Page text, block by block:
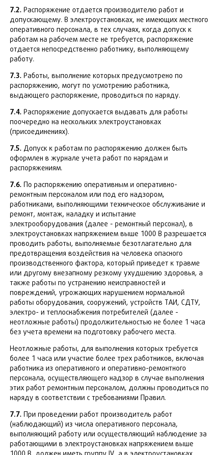
7.2. Распоряжение отдается производителю работ и
допускающему. В электроустановках, не имеющих местного
оперативного персонала, в тех случаях, когда допуск к
работам на рабочем месте не требуется, распоряжение
отдается непосредственно работнику, выполняющему
работу.
7.3. Работы, выполнение которых предусмотрено по
распоряжению, могут по усмотрению работника,
выдающего распоряжение, проводиться по наряду.
7.4. Распоряжение допускается выдавать для работы
поочередно на нескольких электроустановках
(присоединениях).
7.5. Допуск к работам по распоряжению должен быть
оформлен в журнале учета работ по нарядам и
распоряжениям.
7.6. По распоряжению оперативным и оперативно-
ремонтным персоналом или под его надзором,
работниками, выполняющими техническое обслуживание и
ремонт, монтаж, наладку и испытание
электрооборудования (далее - ремонтный персонал), в
электроустановках напряжением выше 1000 В разрешается
проводить работы, выполняемые безотлагательно для
предотвращения воздействия на человека опасного
производственного фактора, который приведет к травме
или другому внезапному резкому ухудшению здоровья, а
также работы по устранению неисправностей и
повреждений, угрожающих нарушением нормальной
работы оборудования, сооружений, устройств ТАИ, СДТУ,
электро- и теплоснабжения потребителей (далее -
неотложные работы) продолжительностью не более 1 часа
без учета времени на подготовку рабочего места.
Неотложные работы, для выполнения которых требуется
более 1 часа или участие более трех работников, включая
работника из оперативного и оперативно-ремонтного
персонала, осуществляющего надзор в случае выполнения
этих работ ремонтным персоналом, должны проводиться по
наряду в соответствии с требованиями Правил.
7.7. При проведении работ производитель работ
(наблюдающий) из числа оперативного персонала,
выполняющий работу или осуществляющий наблюдение за
работающими в электроустановках напряжением выше